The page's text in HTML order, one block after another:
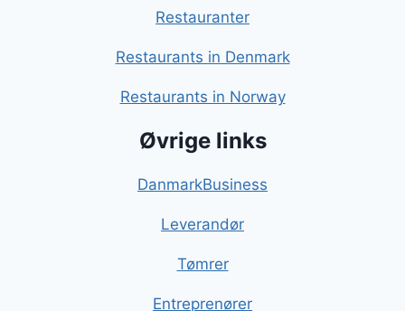
Restauranter
Restaurants in Denmark
Restaurants in Norway
Øvrige links
DanmarkBusiness
Leverandør
Tømrer
Entreprenører